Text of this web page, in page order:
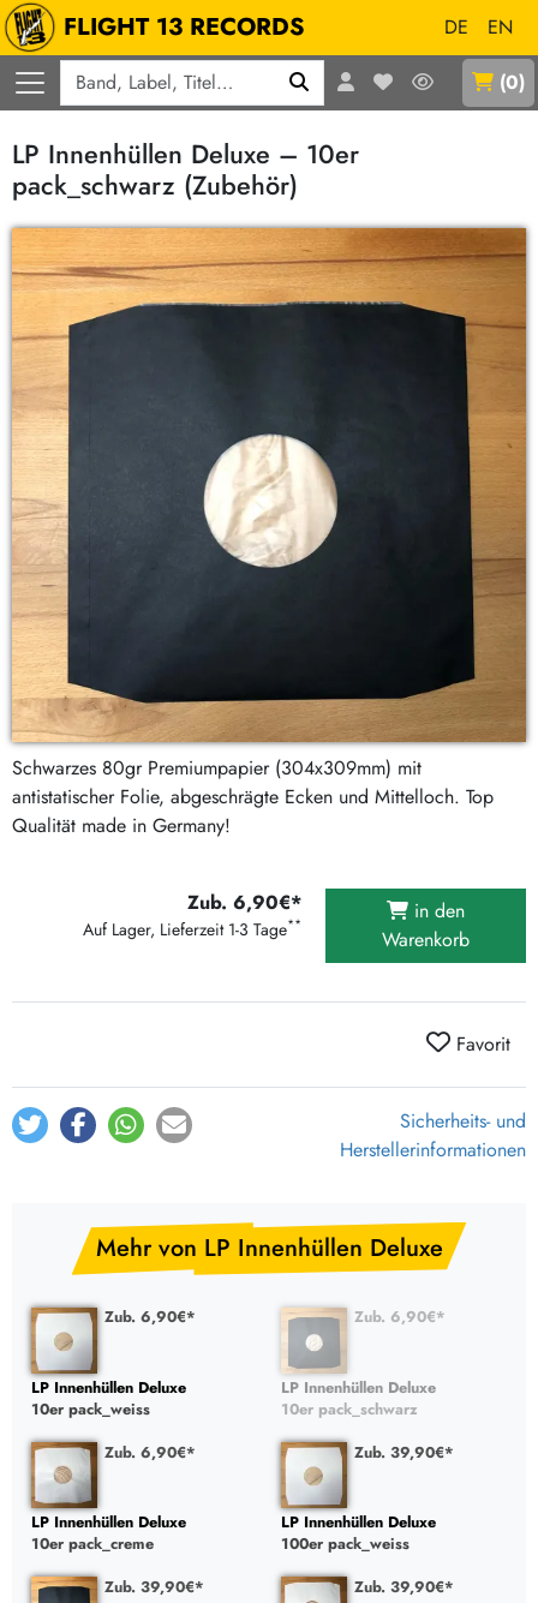
FLIGHT 13 RECORDS DE
EN
(0)
LP Innenhüllen Deluxe – 10er
pack_schwarz (Zubehör)
Schwarzes 80gr Premiumpapier (304x309mm) mit
antistatischer Folie, abgeschrägte Ecken und Mittelloch. Top
Qualität made in Germany!
Zub. 6,90€*
Auf Lager, Lieferzeit 1-3 Tage**
in den
Warenkorb
Favorit
Sicherheits- und
Herstellerinformationen
Mehr von LP Innenhüllen Deluxe
Zub. 6,90€*
LP Innenhüllen Deluxe
10er pack_weiss
Zub. 6,90€*
LP Innenhüllen Deluxe
10er pack_schwarz
Zub. 6,90€*
LP Innenhüllen Deluxe
10er pack_creme
Zub. 39,90€*
LP Innenhüllen Deluxe
100er pack_weiss
Zub. 39,90€*
Zub. 39,90€*